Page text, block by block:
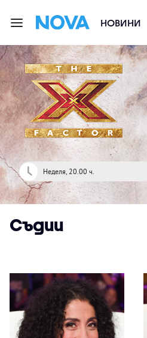
НОВИНИ
Неделя, 20.00 ч.
Съдии